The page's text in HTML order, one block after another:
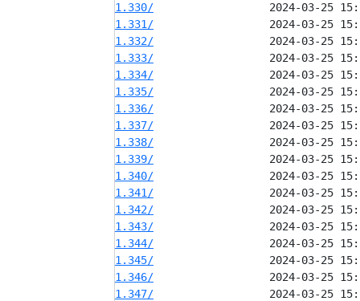
1.330/
1.331/
1.332/
1.333/
1.334/
1.335/
1.336/
1.337/
1.338/
1.339/
1.340/
1.341/
1.342/
1.343/
1.344/
1.345/
1.346/
1.347/